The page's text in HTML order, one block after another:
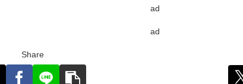
ad
ad
Share